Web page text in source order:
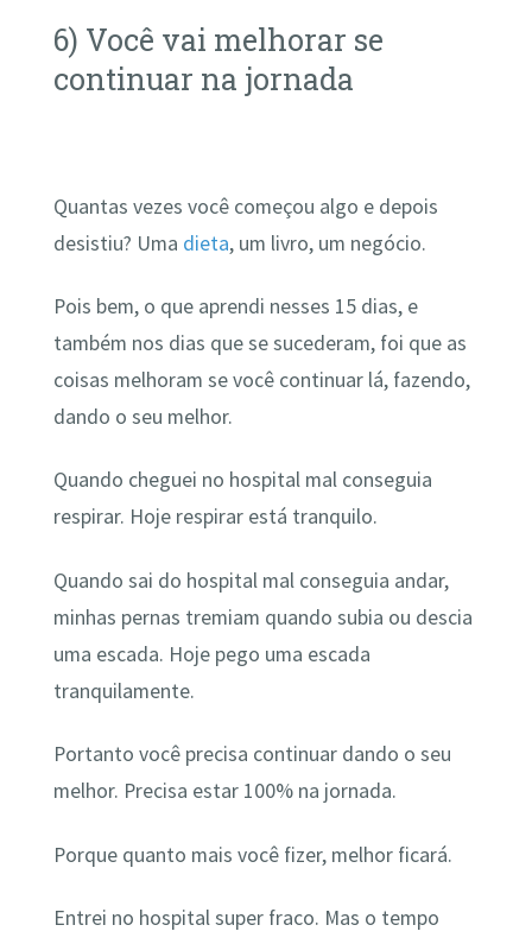
6) Você vai melhorar se
continuar na jornada
Quantas vezes você começou algo e depois
desistiu? Uma dieta, um livro, um negócio.
Pois bem, o que aprendi nesses 15 dias, e
também nos dias que se sucederam, foi que as
coisas melhoram se você continuar lá, fazendo,
dando o seu melhor.
Quando cheguei no hospital mal conseguia
respirar. Hoje respirar está tranquilo.
Quando sai do hospital mal conseguia andar,
minhas pernas tremiam quando subia ou descia
uma escada. Hoje pego uma escada
tranquilamente.
Portanto você precisa continuar dando o seu
melhor. Precisa estar 100% na jornada.
Porque quanto mais você fizer, melhor ficará.
Entrei no hospital super fraco. Mas o tempo